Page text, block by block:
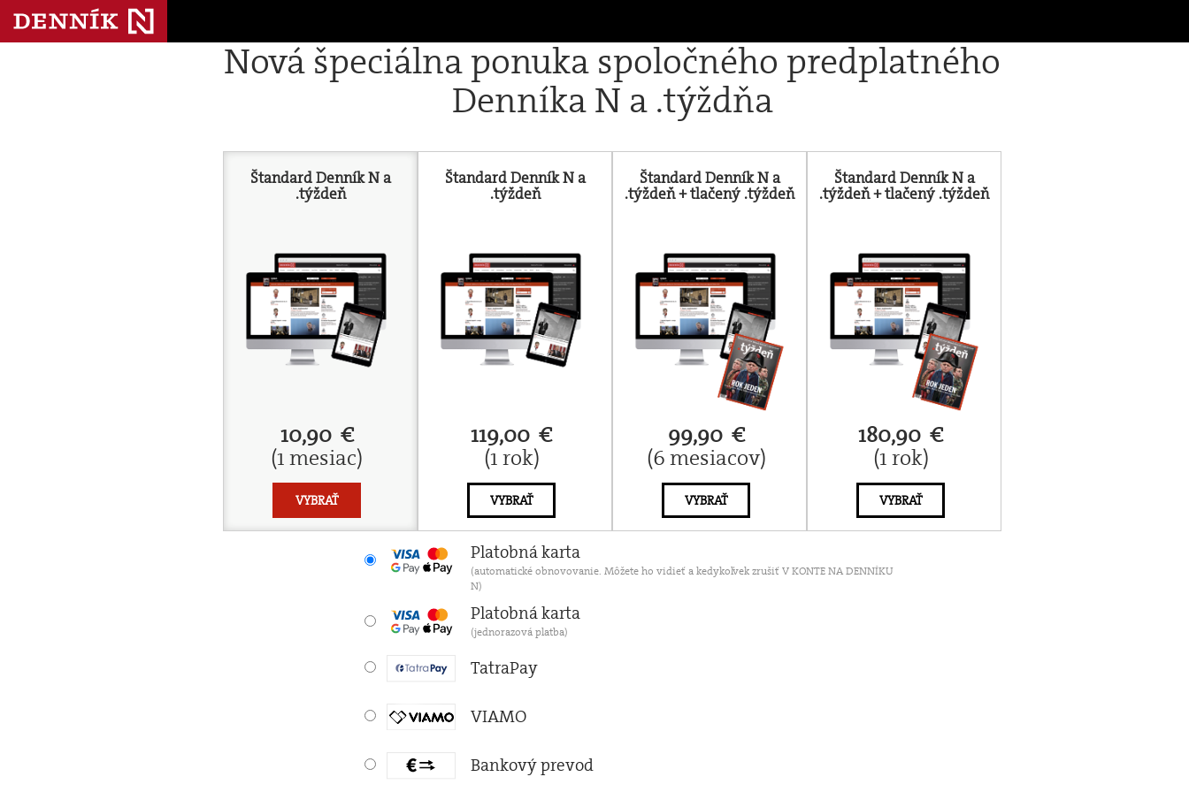
Nová špeciálna ponuka spoločného predplatného
Denníka N a .týždňa
Štandard Denník N a
.týždeň
10,90 €
(1 mesiac)
VYBRAŤ
Štandard Denník N a
.týždeň
119,00 €
(1 rok)
VYBRAŤ
Štandard Denník N a
.týždeň + tlačený .týždeň
99,90 €
(6 mesiacov)
VYBRAŤ
Štandard Denník N a
.týždeň + tlačený .týždeň
180,90 €
(1 rok)
VYBRAŤ
Platobná karta
(automatické obnovovanie. Môžete ho vidieť a kedykoľvek zrušiť V KONTE NA DENNÍKU
N)
Platobná karta
(jednorazová platba)
TatraPay
VIAMO
Bankový prevod